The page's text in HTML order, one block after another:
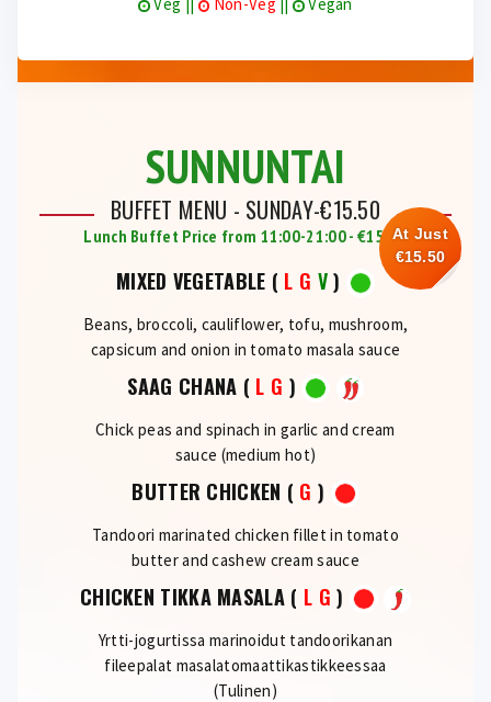
SUNNUNTAI
BUFFET MENU - SUNDAY-€15.50
Lunch Buffet Price from 11:00-21:00 - €15.50At Just
€15.50
MIXED VEGETABLE ( L G V)
Beans, broccoli, cauliflower, tofu, mushroom,
capsicum and onion in tomato masala sauce
SAAG CHANA ( L G )
Chick peas and spinach in garlic and cream
sauce (medium hot)
BUTTER CHICKEN ( G )
Tandoori marinated chicken fillet in tomato
butter and cashew cream sauce
CHICKEN TIKKA MASALA( L G )
Yrtti-jogurtissa marinoidut tandoorikanan
fileepalat masalatomaattikastikkeessaa
(Tulinen)